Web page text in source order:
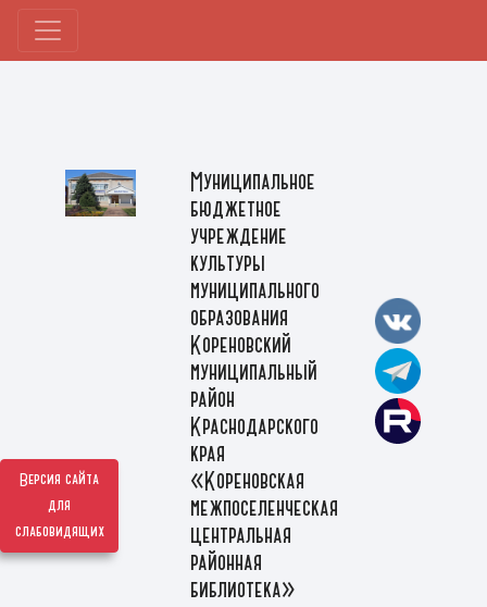
Версия сайта
для
слабовидящих
Муниципальное
бюджетное
учреждение
культуры
муниципального
образования
Кореновский
муниципальный
район
Краснодарского
края
«Кореновская
межпоселенческая
центральная
районная
библиотека»